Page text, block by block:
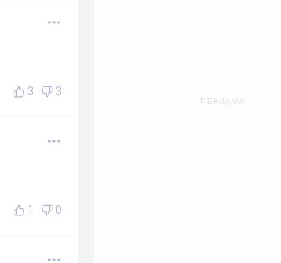
3 3
1 0